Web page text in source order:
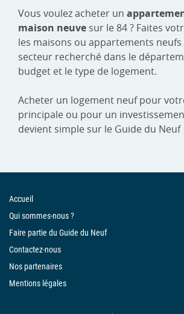
Vous voulez acheter un
maison neuve sur le 84 ? Faites
les maisons ou appartements neufs
secteur recherché dans le
budget et le type de logement.
Acheter un logement neuf pour
principale ou pour un
devient simple sur le Guide du Neuf
Accueil
Qui sommes-nous ?
Faire partie du Guide du Neuf
Contactez-nous
Nos partenaires
Mentions légales